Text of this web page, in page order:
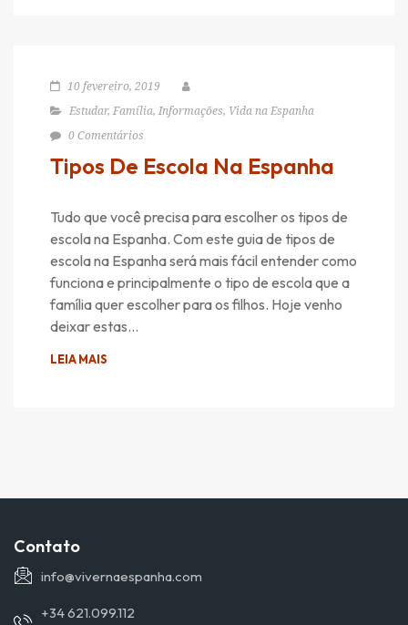
10 fevereiro, 2019
Estudar, Família, Informações, Vida na Espanha
0 Comentários
Tipos De Escola Na Espanha
Tudo que você precisa para escolher os tipos de
escola na Espanha. Com este guia de tipos de
escola na Espanha será mais fácil entender como
funciona e principalmente o tipo de escola que a
família quer escolher para os filhos. Hoje venho
deixar estas…
LEIA MAIS
Contato
info@vivernaespanha.com
+34 621.099.112